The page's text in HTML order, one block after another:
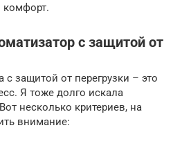
комфорт.
с защитой от
с защитой от перегрузки – это
Я тоже долго искала
несколько критериев, на
внимание: